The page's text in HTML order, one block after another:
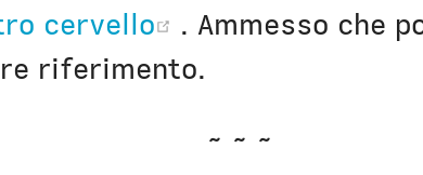
cervello
(opens new
. Ammesso che
riferimento.
~ ~ ~